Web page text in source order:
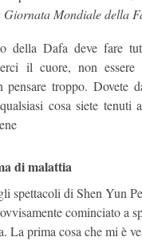
Giornata Mondiale della
della Dafa deve fare
il cuore, non essere
pensare troppo. Dovete
cosa siete tenuti
di malattia
spettacoli di Shen Yun
cominciato a
La prima cosa che mi è